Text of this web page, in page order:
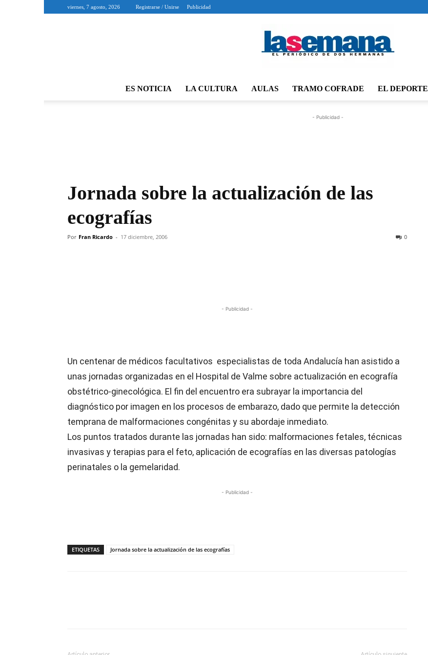
viernes, 7 agosto, 2026 Registrarse / Unirse Publicidad
ES NOTICIA LA CULTURA AULAS TRAMO COFRADE EL DEPORTE
- Publicidad -
Jornada sobre la actualización de las
ecografías
Por Fran Ricardo - 17 diciembre, 2006 0
- Publicidad -
Un centenar de médicos facultativos especialistas de toda Andalucía han asistido a
unas jornadas organizadas en el Hospital de Valme sobre actualización en ecografía
obstétrico-ginecológica. El fin del encuentro era subrayar la importancia del
diagnóstico por imagen en los procesos de embarazo, dado que permite la detección
temprana de malformaciones congénitas y su abordaje inmediato.
Los puntos tratados durante las jornadas han sido: malformaciones fetales, técnicas
invasivas y terapias para el feto, aplicación de ecografías en las diversas patologías
perinatales o la gemelaridad.
- Publicidad -
ETIQUETAS Jornada sobre la actualización de las ecografías